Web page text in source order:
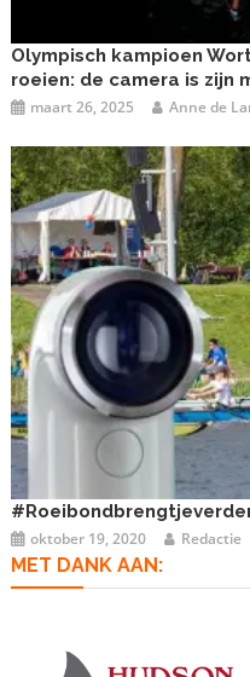
Olympisch kampioen
roeien: de camera is zijn
maart 26, 2025 Anne de
oktober 19, 2020 Redactie
MET DANK AAN: